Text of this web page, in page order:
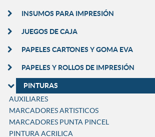
INSUMOS PARA IMPRESIÓN
JUEGOS DE CAJA
PAPELES CARTONES Y GOMA EVA
PAPELES Y ROLLOS DE IMPRESIÓN
PINTURAS
AUXILIARES
MARCADORES ARTISTICOS
MARCADORES PUNTA PINCEL
PINTURA ACRILICA